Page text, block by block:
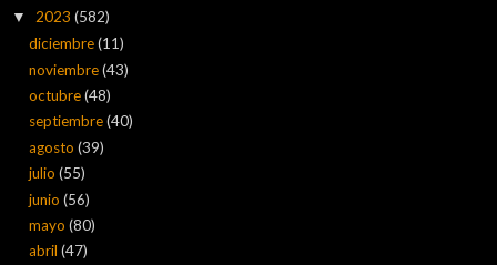
▼ 2023 (582)
diciembre(11)
noviembre(43)
octubre(48)
septiembre(40)
agosto(39)
julio(55)
junio(56)
mayo(80)
abril(47)